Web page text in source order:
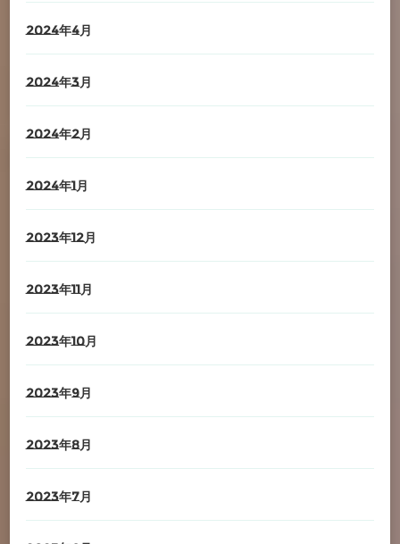
2024年4月
2024年3月
2024年2月
2024年1月
2023年12月
2023年11月
2023年10月
2023年9月
2023年8月
2023年7月